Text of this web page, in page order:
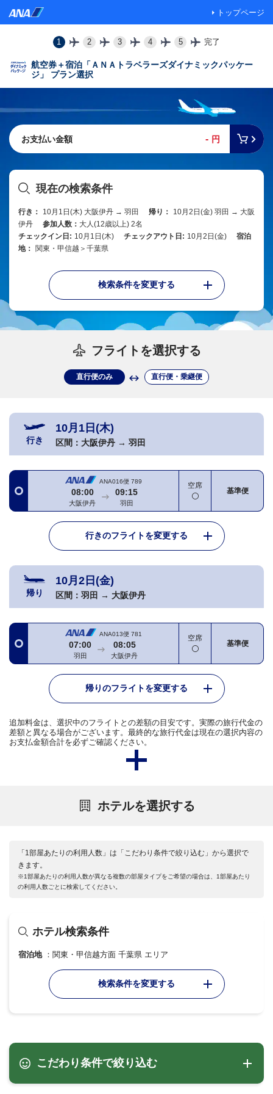
トップページ
1 2 3 4 5 完了
航空券＋宿泊「ＡＮＡトラベラーズダイナミックパッケー
ジ」 プラン選択
お支払い金額 - 円
現在の検索条件
行き： 10月1日(木) 大阪伊丹 → 羽田 帰り：
10月2日(金) 羽田 → 大阪
伊丹
参加人数： 大人(12歳以上) 2名
チェックイン日: 10月1日(木) チェックアウト日: 10月2日(金)
宿泊
地：
関東・甲信越＞千葉県
検索条件を変更する
フライトを選択する
直行便のみ 直行便・乗継便
行き
10月1日(木)
区間： 大阪伊丹 → 羽田
ANA016便 789
08:00
大阪伊丹
09:15
羽田
空席
基準便
行きのフライトを変更する
帰り
10月2日(金)
区間： 羽田 → 大阪伊丹
ANA013便 781
07:00
羽田
08:05
大阪伊丹
空席
基準便
帰りのフライトを変更する
追加料金は、選択中のフライトとの差額の目安です。実際の旅行代金の
差額と異なる場合がございます。最終的な旅行代金は現在の選択内容の
お支払金額合計を必ずご確認ください。
ホテルを選択する
「1部屋あたりの利用人数」は「こだわり条件で絞り込む」から選択で
きます。
※1部屋あたりの利用人数が異なる複数の部屋タイプをご希望の場合は、1部屋あたり
の利用人数ごとに検索してください。
ホテル検索条件
宿泊地 関東・甲信越方面 千葉県 エリア
検索条件を変更する
こだわり条件で絞り込む